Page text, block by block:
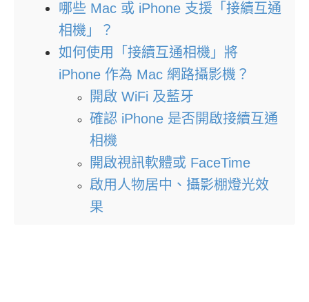
哪些 Mac 或 iPhone 支援「接續互通
相機」？
如何使用「接續互通相機」將
iPhone 作為 Mac 網路攝影機？
開啟 WiFi 及藍牙
確認 iPhone 是否開啟接續互通
相機
開啟視訊軟體或 FaceTime
啟用人物居中、攝影棚燈光效
果